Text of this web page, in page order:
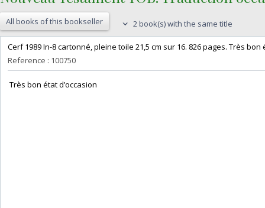
All books of this bookseller 2 book(s) with the same title
‎Cerf 1989 In-8 cartonné, pleine toile 21,5 cm sur 16. 826 pages. Très bon
Reference : 100750
‎ Très bon état d’occasion ‎